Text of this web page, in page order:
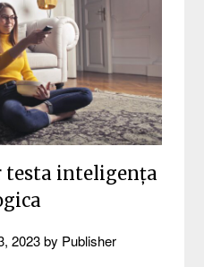
testa inteligența
2023by Publisher